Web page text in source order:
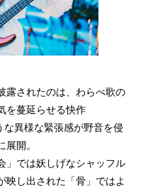
露されたのは、わらべ歌の
を蔓延らせる快作
な異様な緊張感が野音を侵
開。
」では妖しげなシャッフル
映し出された「骨」ではよ